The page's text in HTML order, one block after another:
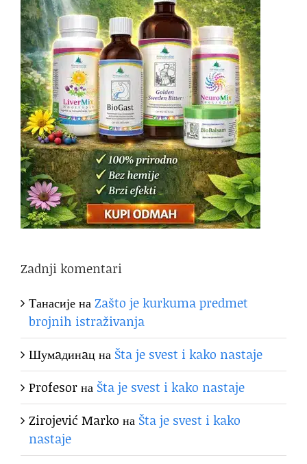
Zadnji komentari
ТанасијенаZašto je kurkuma predmet
brojnih istraživanja
Шумaдинaцна Šta je svest i kako nastaje
Profesorна Šta je svest i kako nastaje
Zirojević Marko на Šta je svest i kako
nastaje